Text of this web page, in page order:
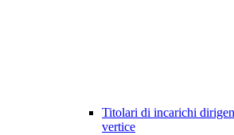
Titolari di incarichi
vertice